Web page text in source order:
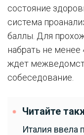
состояние
система
баллы. Для
набрать не
ждет
собеседование.
Читайте
Италия ввела